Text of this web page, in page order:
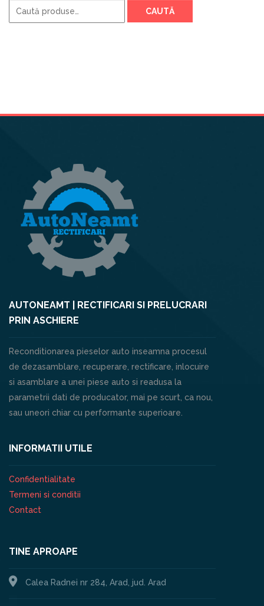
după:
CAUTĂ
AUTONEAMT | RECTIFICARI SI PRELUCRARI
PRIN ASCHIERE
Reconditionarea pieselor auto inseamna procesul
de dezasamblare, recuperare, rectificare, inlocuire
si asamblare a unei piese auto si readusa la
parametrii dati de producator, mai pe scurt, ca nou,
sau uneori chiar cu performante superioare.
INFORMATII UTILE
Confidentialitate
Termeni si conditii
Contact
TINE APROAPE
Calea Radnei nr 284, Arad, jud. Arad